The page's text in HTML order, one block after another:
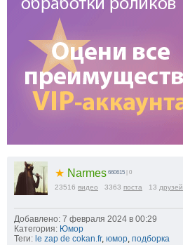
★ Narmes 660615 | 0
23516 видео 3363 поста 13 друзей
Добавлено: 7 февраля 2024 в 00:29
Категория: Юмор
Теги: le zap de cokan.fr, юмор, подборка